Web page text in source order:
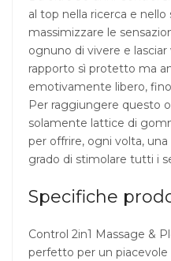
al top nella ricerca e
massimizzare le
ognuno di vivere e
rapporto sì protetto ma
emotivamente libero,
Per raggiungere questo
solamente lattice di
per offrire, ogni volta,
grado di stimolare tutti i
Specifiche
Control 2in1 Massage &
perfetto per un piacevole